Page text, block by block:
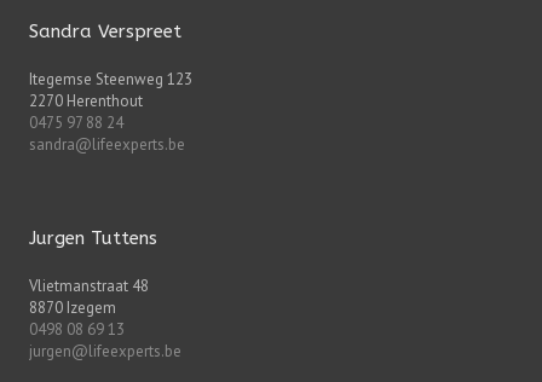
Sandra Verspreet
Itegemse Steenweg 123
2270 Herenthout
0475 97 88 24
sandra@lifeexperts.be
Jurgen Tuttens
Vlietmanstraat 48
8870 Izegem
0498 08 69 13
jurgen@lifeexperts.be